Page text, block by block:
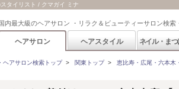
タイリスト / クマガイ ミナ
国内最大級のヘアサロン ・リラク＆ビューティーサロン検索
ヘアサロン ヘアスタイル ネイル・ま
ヘアサロン検索トップ> 関東トップ> 恵比寿・広尾・六本木